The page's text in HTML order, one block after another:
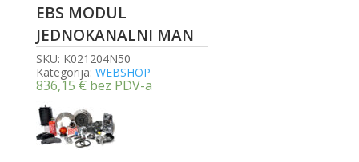
EBS MODUL
JEDNOKANALNI MAN
SKU: K021204N50
Kategorija: WEBSHOP
836,15 € bez PDV-a